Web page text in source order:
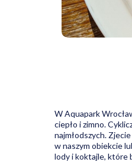
W Aquapark
ciepło i zimno.
najmłodszych.
w naszym obiekcie
lody i koktajle, które